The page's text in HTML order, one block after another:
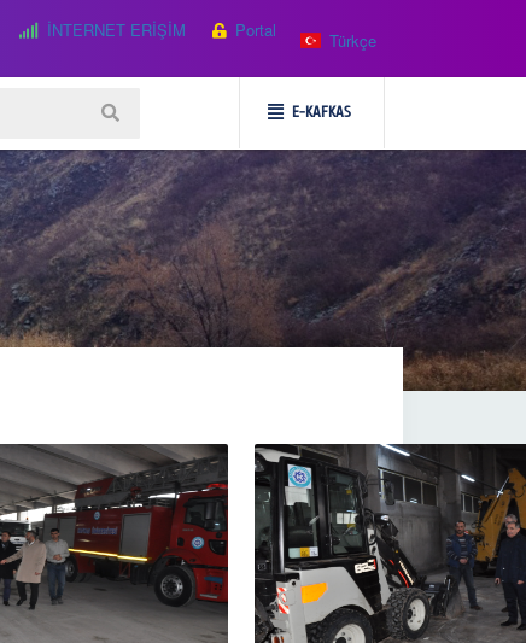
İNTERNET ERİŞİM Portal Türkçe
E-KAFKAS